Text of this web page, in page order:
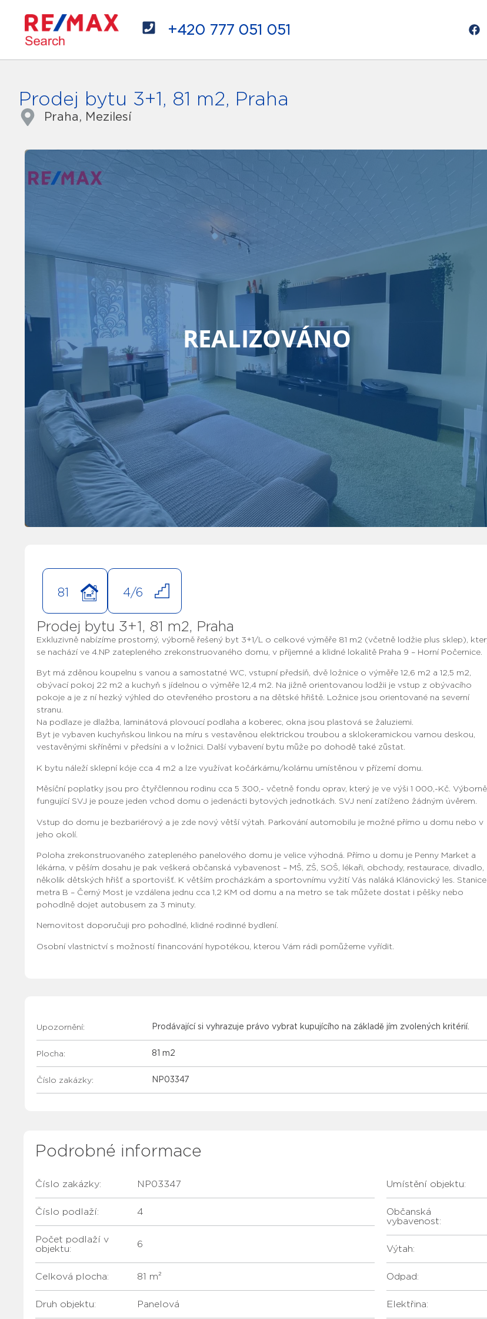
+420 777 051 051
Prodej bytu 3+1, 81 m2, Praha
Praha, Mezilesí
REALIZOVÁNO
81 4/6
Prodej bytu 3+1, 81 m2, Praha
Exkluzivně nabízíme prostorný, výborně řešený byt 3+1/L o celkové výměře 81 m2 (včetně lodžie plus sklep),
se nachází ve 4.NP zatepleného zrekonstruovaného domu, v příjemné a klidné lokalitě Praha 9 – Horní Počernice.
Byt má zděnou koupelnu s vanou a samostatné WC, vstupní předsíň, dvě ložnice o výměře 12,6 m2 a 12,5 m2,
obývací pokoj 22 m2 a kuchyň s jídelnou o výměře 12,4 m2. Na jižně orientovanou lodžii je vstup z obývacího
pokoje a je z ní hezký výhled do otevřeného prostoru a na dětské hřiště. Ložnice jsou orientované na severní
stranu.
Na podlaze je dlažba, laminátová plovoucí podlaha a koberec, okna jsou plastová se žaluziemi.
Byt je vybaven kuchyňskou linkou na míru s vestavěnou elektrickou troubou a sklokeramickou varnou deskou,
vestavěnými skříněmi v předsíni a v ložnici. Další vybavení bytu může po dohodě také zůstat.
K bytu náleží sklepní kóje cca 4 m2 a lze využívat kočárkárnu/kolárnu umístěnou v přízemí domu.
Měsíční poplatky jsou pro čtyřčlennou rodinu cca 5 300,- včetně fondu oprav, který je ve výši 1 000,-Kč. Výborně
fungující SVJ je pouze jeden vchod domu o jedenácti bytových jednotkách. SVJ není zatíženo žádným úvěrem.
Vstup do domu je bezbariérový a je zde nový větší výtah. Parkování automobilu je možné přímo u domu nebo v
jeho okolí.
Poloha zrekonstruovaného zatepleného panelového domu je velice výhodná. Přímo u domu je Penny Market a
lékárna, v pěším dosahu je pak veškerá občanská vybavenost – MŠ, ZŠ, SOŠ, lékaři, obchody, restaurace, divadlo,
několik dětských hřišť a sportovišť. K větším procházkám a sportovnímu vyžití Vás naláká Klánovický les. Stanice
metra B – Černý Most je vzdálena jednu cca 1,2 KM od domu a na metro se tak můžete dostat i pěšky nebo
pohodlně dojet autobusem za 3 minuty.
Nemovitost doporučuji pro pohodlné, klidné rodinné bydlení.
Osobní vlastnictví s možností financování hypotékou, kterou Vám rádi pomůžeme vyřídit.
Upozornění: Prodávající si vyhrazuje právo vybrat kupujícího na základě jím zvolených kritérií.
Plocha: 81 m2
Číslo zakázky: NP03347
Podrobné informace
Číslo zakázky: NP03347
Číslo podlaží: 4
Počet podlaží v
objektu:
6
Celková plocha: 81 m²
Druh objektu: Panelová
Umístění objektu:
Občanská
vybavenost:
Výtah:
Odpad:
Elektřina: